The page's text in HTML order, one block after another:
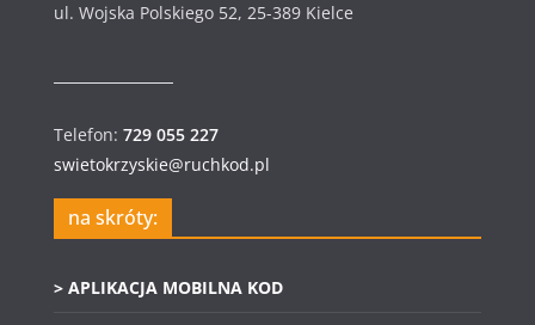
ul. Wojska Polskiego 52, 25-389 Kielce
Telefon: 729 055 227
swietokrzyskie@ruchkod.pl
na skróty:
> APLIKACJA MOBILNA KOD